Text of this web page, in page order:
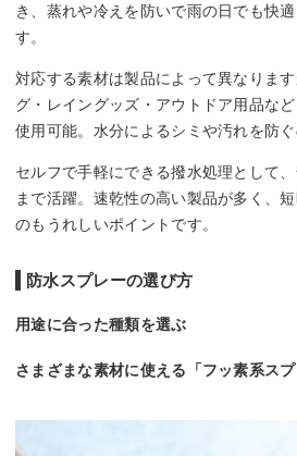
き、蒸れや冷えを防いで雨の日でも快
す。
対応する素材は製品によって異なりま
グ・レイングッズ・アウトドア用品な
使用可能。水分によるシミや汚れを防ぐ
セルフで手軽にできる撥水処理として
まで活躍。速乾性の高い製品が多く、
のもうれしいポイントです。
防水スプレーの選び方
用途に合った種類を選ぶ
さまざまな素材に使える「フッ素系スプ